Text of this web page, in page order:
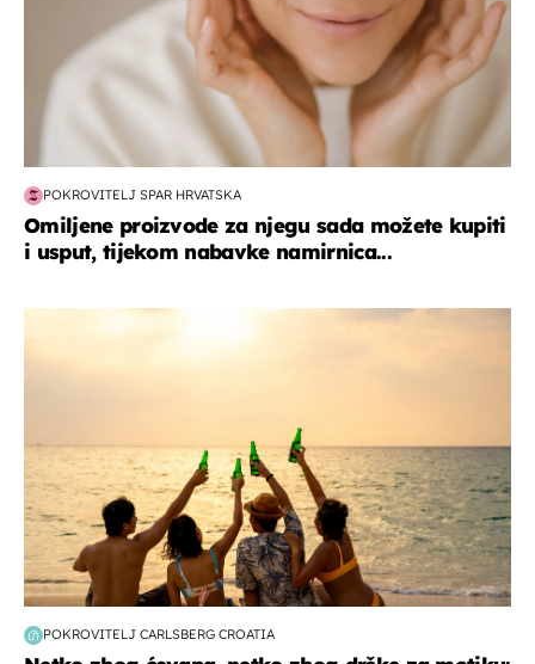
POKROVITELJ SPAR HRVATSKA
Omiljene proizvode za njegu sada možete kupiti
i usput, tijekom nabavke namirnica...
POKROVITELJ CARLSBERG CROATIA